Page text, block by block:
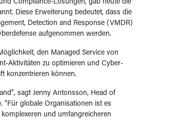
Compliance-Lösungen, gab heute die
Diese Erweiterung bedeutet, dass die
Detection and Response (VMDR)
aufgenommen werden.
den Managed Service von
Aktivitäten zu optimieren und Cyber-
konzentrieren können.
sagt Jenny Antonsson, Head of
"Für globale Organisationen ist es
und umfangreicheren